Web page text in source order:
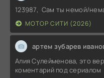
123987, Сам ты немой/
МОТОР СИТИ (2026)
артем зубарев
Алия Сулейменова, это
коментарий под сериалом